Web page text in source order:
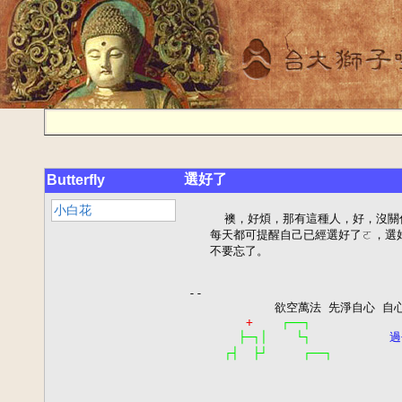
Butterfly 選好了
小白花
襖，好煩，那有這種人，好，沒關
每天都可提醒自己已經選好了ㄛ，選
   不要忘了。
--
欲空萬法 先淨自心
+
┌──┐
├─┐│    └┐
┌┤  ├┘     ┌──┐